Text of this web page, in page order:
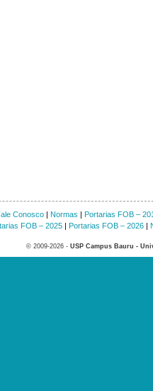
Conosco| Normas | Portarias FOB –
FOB – 2025| Portarias FOB – 2026|
© 2009-2026 - USP Campus Bauru -